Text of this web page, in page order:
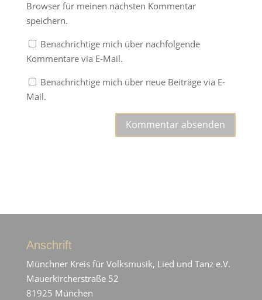
Browser für meinen nächsten Kommentar
speichern.
Benachrichtige mich über nachfolgende
Kommentare via E-Mail.
Benachrichtige mich über neue Beiträge via E-
Mail.
Anschrift
Münchner Kreis für Volksmusik, Lied und Tanz e.V.
Mauerkircherstraße 52
81925 München